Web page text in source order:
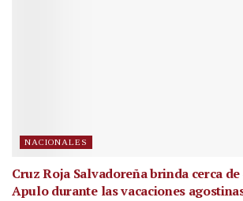
NACIONALES
Cruz Roja Salvadoreña brinda cerca
Apulo durante las vacaciones